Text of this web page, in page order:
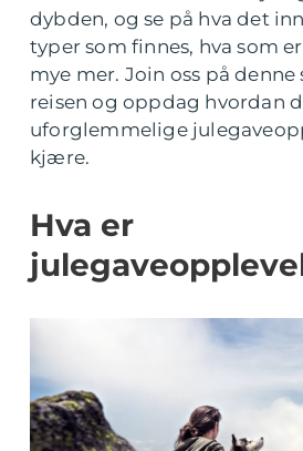
dybden, og se på hva det
typer som finnes, hva som
mye mer. Join oss på denne
reisen og oppdag hvordan
uforglemmelige
kjære.
Hva er